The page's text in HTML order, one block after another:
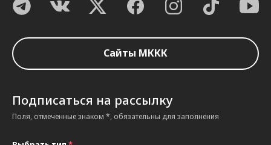
Сайты МККК
Подписаться на рассылку
Поля, отмеченные знаком *, обязательны для заполнения